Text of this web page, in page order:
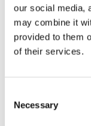
our social media,
may combine it
provided to them
of their services.
Necessary
3 fack där
läsplatta eller
tex.
Karlstads vita